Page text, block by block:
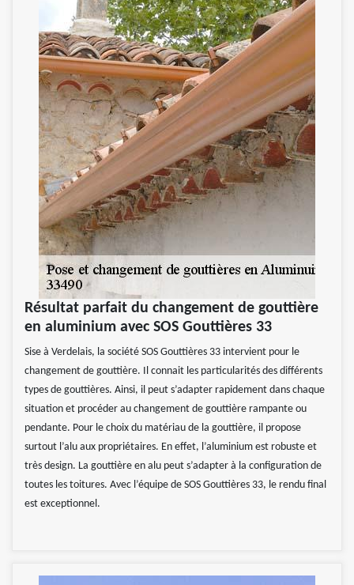
Résultat parfait du changement de gouttière
en aluminium avec SOS Gouttières 33
Sise à Verdelais, la société SOS Gouttières 33 intervient pour le
changement de gouttière. Il connait les particularités des différents
types de gouttières. Ainsi, il peut s’adapter rapidement dans chaque
situation et procéder au changement de gouttière rampante ou
pendante. Pour le choix du matériau de la gouttière, il propose
surtout l’alu aux propriétaires. En effet, l’aluminium est robuste et
très design. La gouttière en alu peut s’adapter à la configuration de
toutes les toitures. Avec l’équipe de SOS Gouttières 33, le rendu final
est exceptionnel.